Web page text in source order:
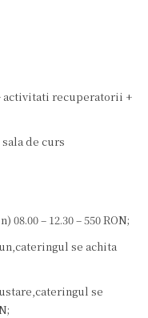
activitati recuperatorii +
sala de curs
– 12.30 – 550 RON;
se achita
se